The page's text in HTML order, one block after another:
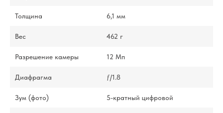
Толщина 6,1 мм
Вес 462 г
Разрешение камеры 12 Мп
Диафрагма ƒ/1.8
Зум (фото) 5-кратный цифровой